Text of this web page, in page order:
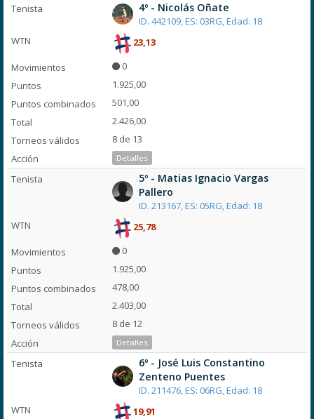
4º - Nicolás Oñate
ID. 442109, ES: 03RG, Edad: 18
23,13
0
1.925,00
501,00
2.426,00
8 de 13
Detalles
5º - Matias Ignacio Vargas
Pallero
ID. 213167, ES: 05RG, Edad: 18
25,78
0
1.925,00
478,00
2.403,00
8 de 12
Detalles
6º - José Luis Constantino
Zenteno Puentes
ID. 211476, ES: 06RG, Edad: 18
19,91